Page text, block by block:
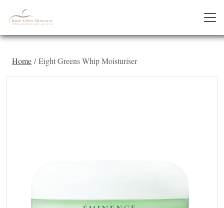
Home Eight Greens Whip Moisturiser